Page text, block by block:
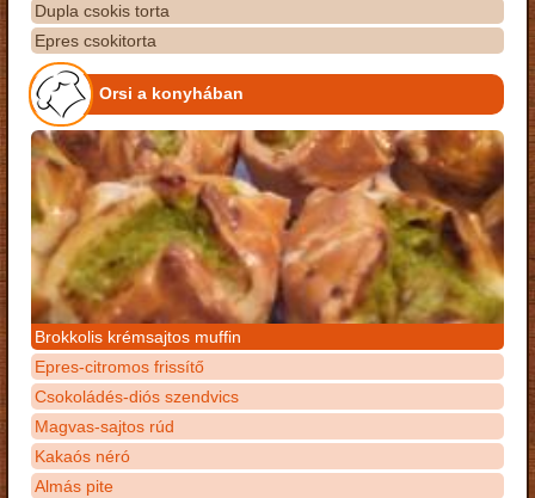
Dupla csokis torta
Epres csokitorta
Orsi a konyhában
Brokkolis krémsajtos muffin
Epres-citromos frissítő
Csokoládés-diós szendvics
Magvas-sajtos rúd
Kakaós néró
Almás pite